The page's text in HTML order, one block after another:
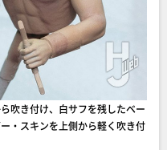
吹き付け、白サフを残したベー
・スキンを上側から軽く吹き付